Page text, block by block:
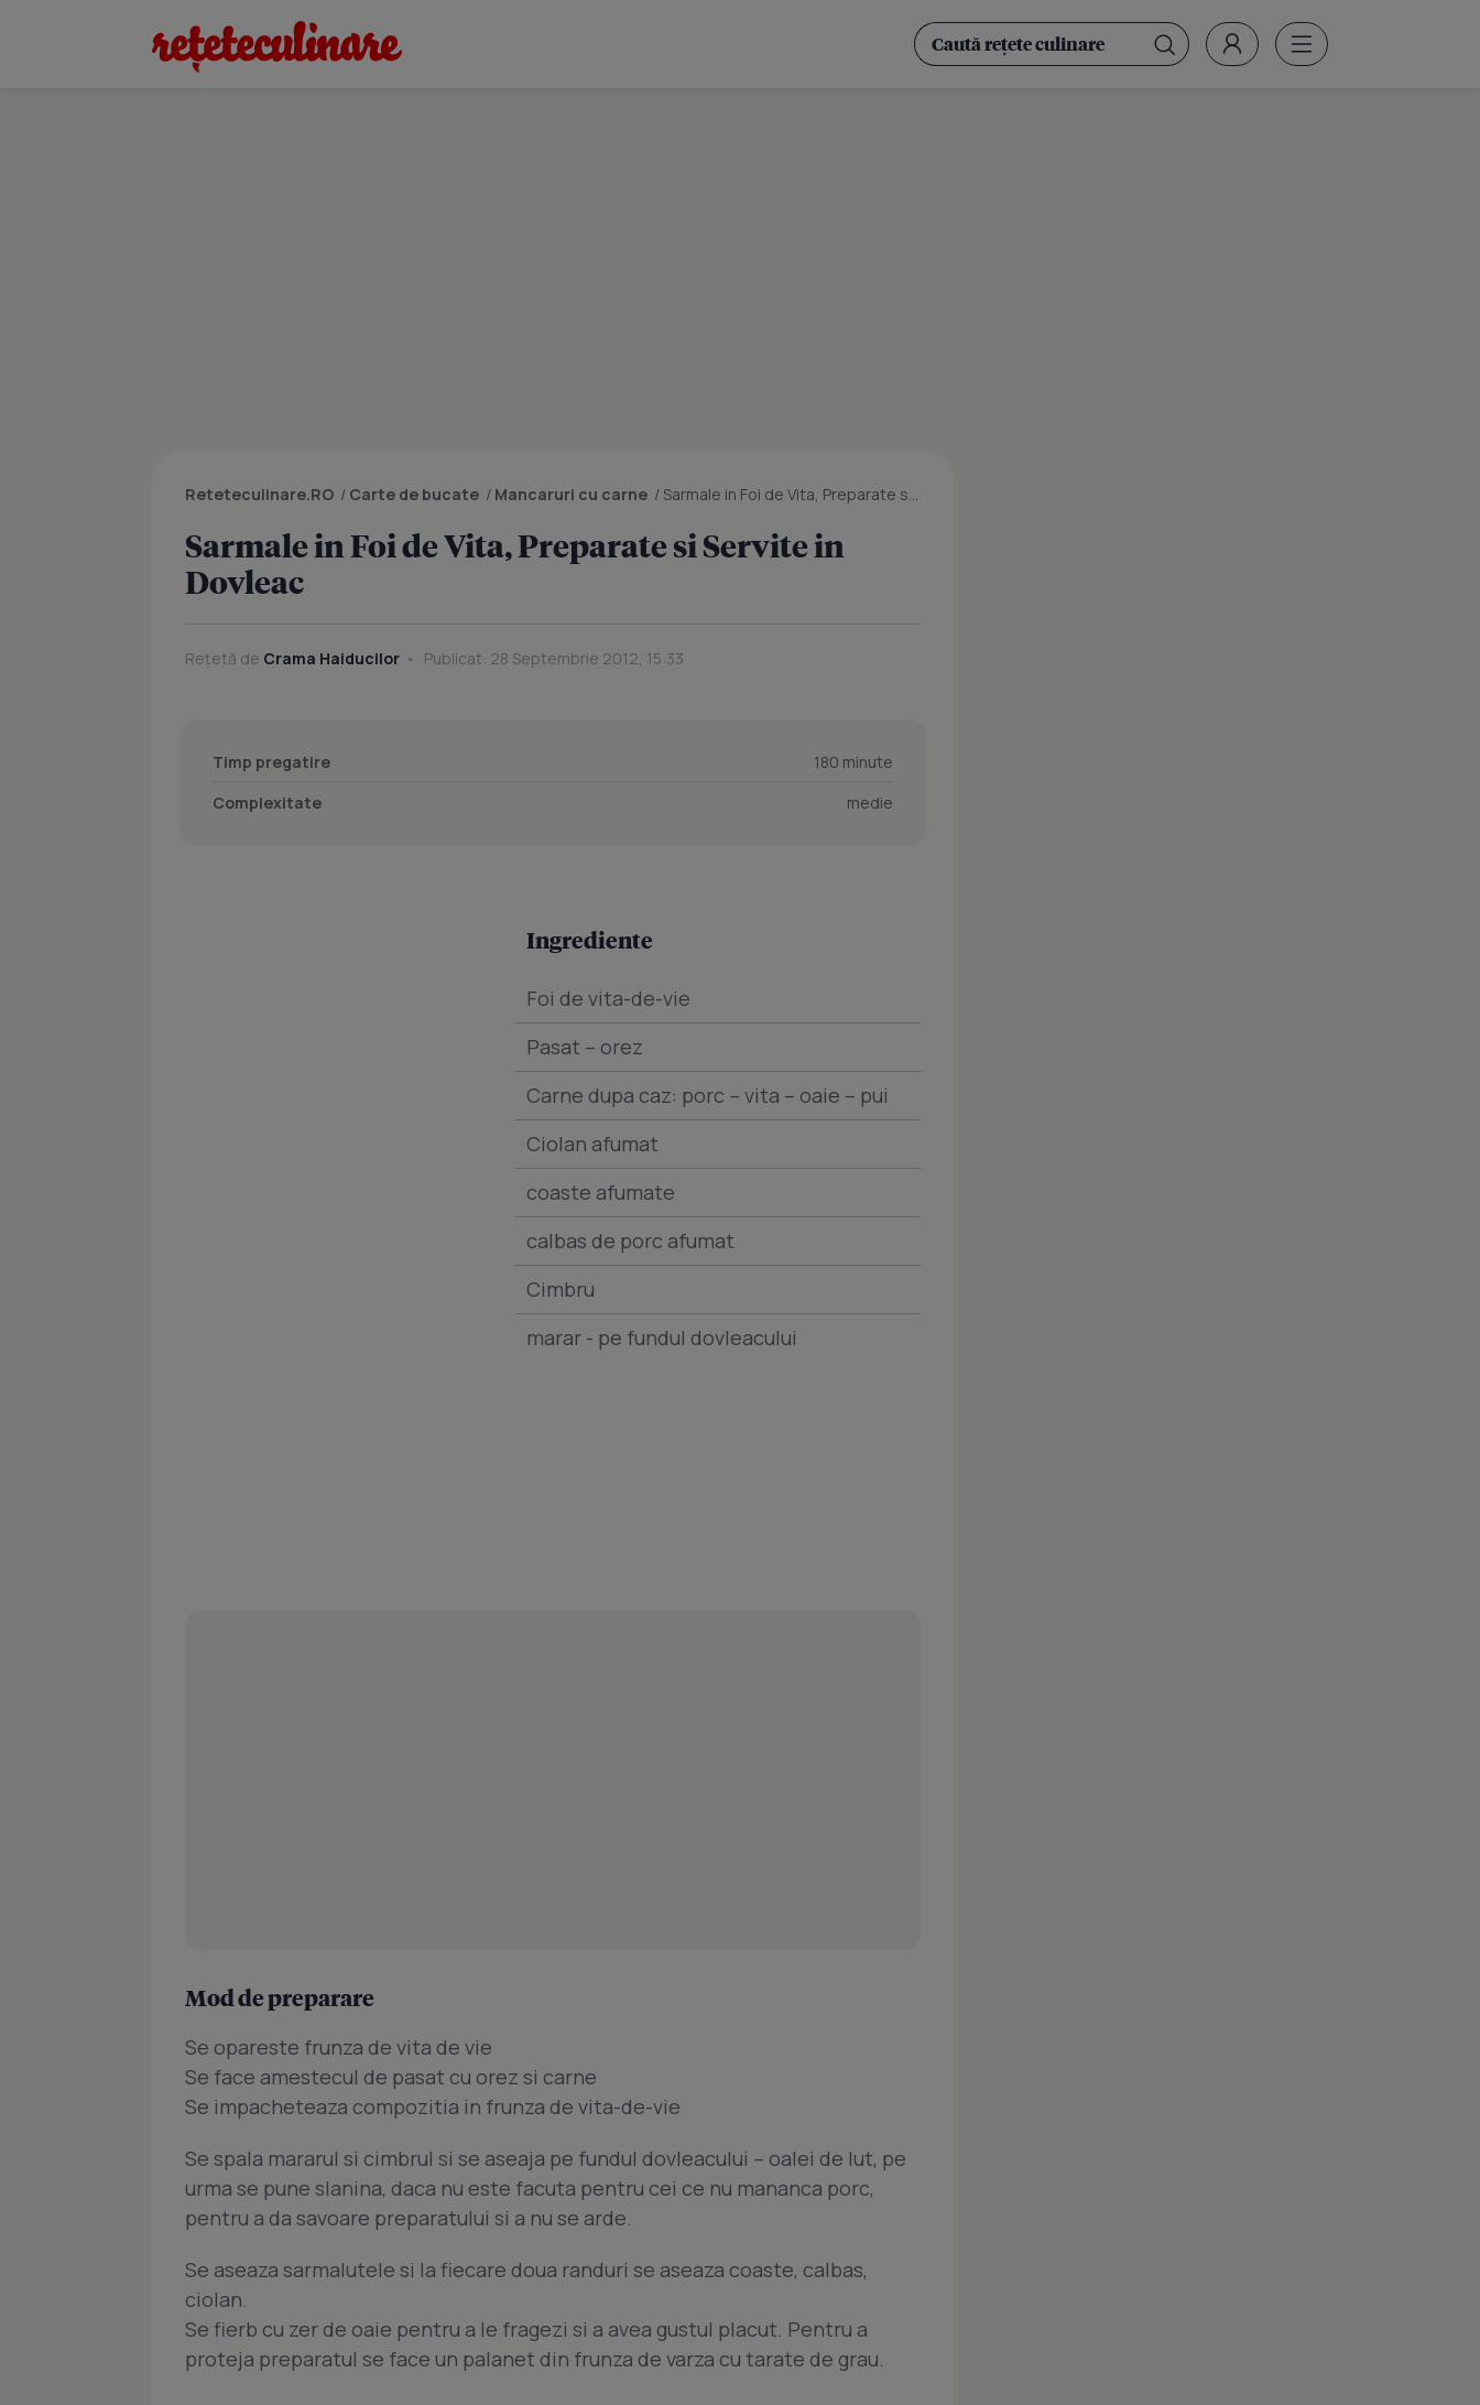
Reteteculinare.RO / Carte de bucate / Mancaruri cu carne /Sarmale in Foi de Vita, Preparate si Servite in Dovleac
Sarmale in Foi de Vita, Preparate si Servite in
Dovleac
Rețetă de Crama Haiducilor Publicat: 28 Septembrie 2012, 15:33
Timp pregatire
180 minute
Complexitate
medie
Ingrediente
Foi de vita-de-vie
Pasat – orez
Carne dupa caz: porc – vita – oaie – pui
Ciolan afumat
coaste afumate
calbas de porc afumat
Cimbru
marar - pe fundul dovleacului
Mod de preparare
Se opareste frunza de vita de vie
Se face amestecul de pasat cu orez si carne
Se impacheteaza compozitia in frunza de vita-de-vie
Se spala mararul si cimbrul si se aseaja pe fundul dovleacului – oalei de lut, pe
urma se pune slanina, daca nu este facuta pentru cei ce nu mananca porc,
pentru a da savoare preparatului si a nu se arde.
Se aseaza sarmalutele si la fiecare doua randuri se aseaza coaste, calbas,
ciolan.
Se fierb cu zer de oaie pentru a le fragezi si a avea gustul placut. Pentru a
proteja preparatul se face un palanet din frunza de varza cu tarate de grau.